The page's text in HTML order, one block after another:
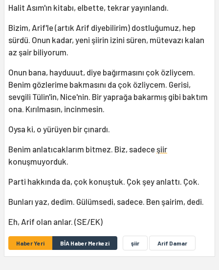
Halit Asım'ın kitabı, elbette, tekrar yayınlandı.
Bizim, Arif'le (artık Arif diyebilirim) dostluğumuz, hep
sürdü. Onun kadar, yeni şiirin izini süren, mütevazı kalan
az şair biliyorum.
Onun bana, hayduuut, diye bağırmasını çok özliycem.
Benim gözlerime bakmasını da çok özliycem. Gerisi,
sevgili Tülin'in, Nice'nin. Bir yaprağa bakarmış gibi baktım
ona. Kırılmasın, incinmesin.
Oysa ki, o yürüyen bir çınardı.
Benim anlatıcaklarım bitmez. Biz, sadece şiir
konuşmuyorduk.
Parti hakkında da, çok konuştuk. Çok şey anlattı. Çok.
Bunları yaz, dedim. Gülümsedi, sadece. Ben şairim, dedi.
Eh, Arif olan anlar. (SE/EK)
Haber Yeri BİA Haber Merkezi şiir Arif Damar